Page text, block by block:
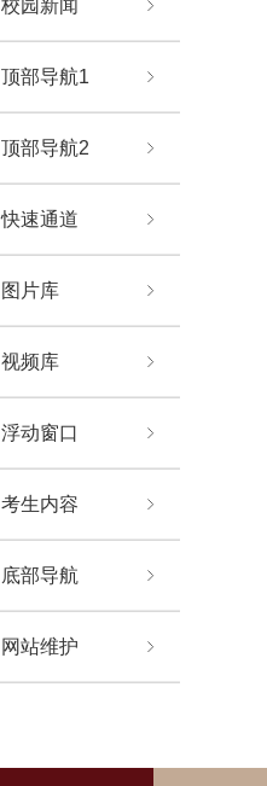
校园新闻
顶部导航1
顶部导航2
快速通道
图片库
视频库
浮动窗口
考生内容
底部导航
网站维护